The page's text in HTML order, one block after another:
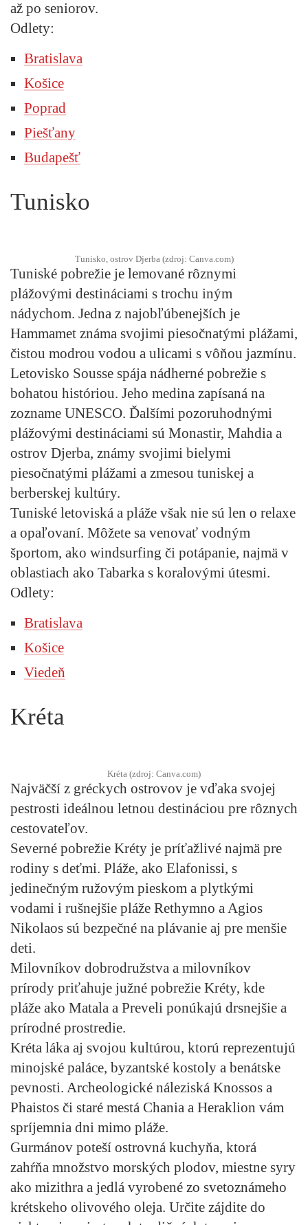
až po seniorov.
Odlety:
Bratislava
Košice
Poprad
Piešťany
Budapešť
Tunisko
Tunisko, ostrov Djerba (zdroj: Canva.com)
Tuniské pobrežie je lemované rôznymi
plážovými destináciami s trochu iným
nádychom. Jedna z najobľúbenejších je
Hammamet známa svojimi piesočnatými plážami,
čistou modrou vodou a ulicami s vôňou jazmínu.
Letovisko Sousse spája nádherné pobrežie s
bohatou históriou. Jeho medina zapísaná na
zozname UNESCO. Ďalšími pozoruhodnými
plážovými destináciami sú Monastir, Mahdia a
ostrov Djerba, známy svojimi bielymi
piesočnatými plážami a zmesou tuniskej a
berberskej kultúry.
Tuniské letoviská a pláže však nie sú len o relaxe
a opaľovaní. Môžete sa venovať vodným
športom, ako windsurfing či potápanie, najmä v
oblastiach ako Tabarka s koralovými útesmi.
Odlety:
Bratislava
Košice
Viedeň
Kréta
Kréta (zdroj: Canva.com)
Najväčší z gréckych ostrovov je vďaka svojej
pestrosti ideálnou letnou destináciou pre rôznych
cestovateľov.
Severné pobrežie Kréty je príťažlivé najmä pre
rodiny s deťmi. Pláže, ako Elafonissi, s
jedinečným ružovým pieskom a plytkými
vodami i rušnejšie pláže Rethymno a Agios
Nikolaos sú bezpečné na plávanie aj pre menšie
deti.
Milovníkov dobrodružstva a milovníkov
prírody priťahuje južné pobrežie Kréty, kde
pláže ako Matala a Preveli ponúkajú drsnejšie a
prírodné prostredie.
Kréta láka aj svojou kultúrou, ktorú reprezentujú
minojské paláce, byzantské kostoly a benátske
pevnosti. Archeologické náleziská Knossos a
Phaistos či staré mestá Chania a Heraklion vám
spríjemnia dni mimo pláže.
Gurmánov poteší ostrovná kuchyňa, ktorá
zahŕňa množstvo morských plodov, miestne syry
ako mizithra a jedlá vyrobené zo svetoznámeho
krétskeho olivového oleja. Určite zájdite do